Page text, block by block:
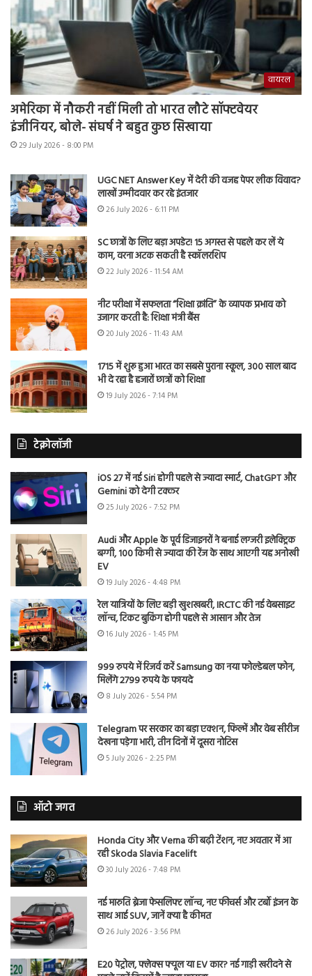
वायरल
अमेरिका में नौकरी नहीं मिली तो भारत लौटे सॉफ्टवेयर
इंजीनियर, बोले- संघर्ष ने बहुत कुछ सिखाया
29 July 2026 - 8:00 PM
UGC NET Answer Key में देरी की वजह पेपर लीक विवाद?
लाखों उम्मीदवार कर रहे इंतजार
26 July 2026 - 6:11 PM
SC छात्रों के लिए बड़ा अपडेट! 15 अगस्त से पहले कर लें ये
काम, वरना अटक सकती है स्कॉलरशिप
22 July 2026 - 11:54 AM
नीट परीक्षा में सफलता “शिक्षा क्रांति” के व्यापक प्रभाव को
उजागर करती है: शिक्षा मंत्री बैंस
20 July 2026 - 11:43 AM
1715 में शुरू हुआ भारत का सबसे पुराना स्कूल, 300 साल बाद
भी दे रहा है हजारों छात्रों को शिक्षा
19 July 2026 - 7:14 PM
टेक्नोलॉजी
iOS 27 में नई Siri होगी पहले से ज्यादा स्मार्ट, ChatGPT और
Gemini को देगी टक्कर
25 July 2026 - 7:52 PM
Audi और Apple के पूर्व डिजाइनरों ने बनाई लग्जरी इलेक्ट्रिक
बग्गी, 100 किमी से ज्यादा की रेंज के साथ आएगी यह अनोखी
EV
19 July 2026 - 4:48 PM
रेल यात्रियों के लिए बड़ी खुशखबरी, IRCTC की नई वेबसाइट
लॉन्च, टिकट बुकिंग होगी पहले से आसान और तेज
16 July 2026 - 1:45 PM
999 रुपये में रिजर्व करें Samsung का नया फोल्डेबल फोन,
मिलेंगे 2799 रुपये के फायदे
8 July 2026 - 5:54 PM
Telegram पर सरकार का बड़ा एक्शन, फिल्में और वेब सीरीज
देखना पड़ेगा भारी, तीन दिनों में दूसरा नोटिस
5 July 2026 - 2:25 PM
ऑटो जगत
Honda City और Verna की बढ़ी टेंशन, नए अवतार में आ
रही Skoda Slavia Facelift
30 July 2026 - 7:48 PM
नई मारुति ब्रेजा फेसलिफ्ट लॉन्च, नए फीचर्स और टर्बो इंजन के
साथ आई SUV, जानें क्या है कीमत
26 July 2026 - 3:56 PM
E20 पेट्रोल, फ्लेक्स फ्यूल या EV कार? नई गाड़ी खरीदने से